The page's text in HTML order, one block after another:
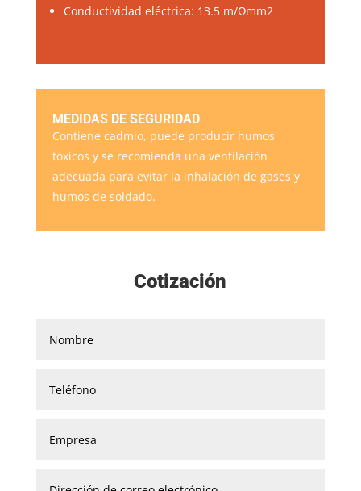
Conductividad eléctrica: 13.5 m/Ωmm2
MEDIDAS DE SEGURIDAD
Contiene cadmio, puede producir humos
tóxicos y se recomienda una ventilación
adecuada para evitar la inhalación de gases y
humos de soldado.
Cotización